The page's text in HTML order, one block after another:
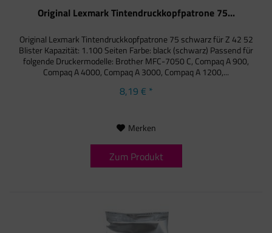
Original Lexmark Tintendruckkopfpatrone 75...
Original Lexmark Tintendruckkopfpatrone 75 schwarz für Z 42 52
Blister Kapazität: 1.100 Seiten Farbe: black (schwarz) Passend für
folgende Druckermodelle: Brother MFC-7050 C, Compaq A 900,
Compaq A 4000, Compaq A 3000, Compaq A 1200,...
8,19 € *
Merken
Zum Produkt